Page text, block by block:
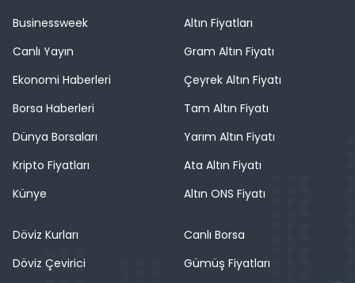
Businessweek
Canlı Yayın
Ekonomi Haberleri
Borsa Haberleri
Dünya Borsaları
Kripto Fiyatları
Künye
Altın Fiyatları
Gram Altın Fiyatı
Çeyrek Altın Fiyatı
Tam Altın Fiyatı
Yarım Altın Fiyatı
Ata Altın Fiyatı
Altın ONS Fiyatı
Döviz Kurları
Döviz Çevirici
Canlı Borsa
Gümüş Fiyatları